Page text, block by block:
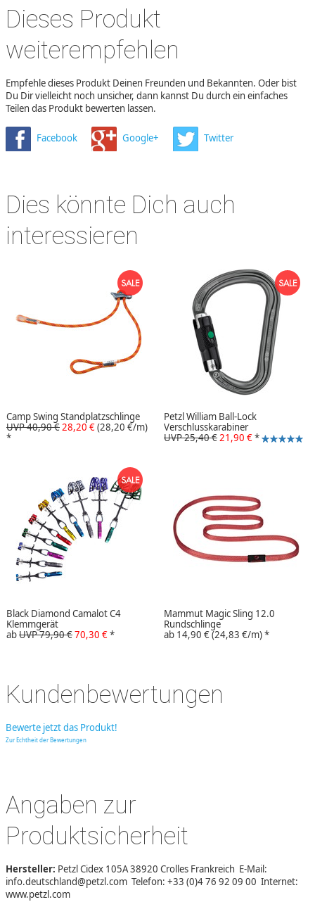
Dieses Produkt
weiterempfehlen
Empfehle dieses Produkt Deinen Freunden und Bekannten. Oder bist
Du Dir vielleicht noch unsicher, dann kannst Du durch ein einfaches
Teilen das Produkt bewerten lassen.
Facebook Google+ Twitter
Dies könnte Dich auch
interessieren
Camp Swing Standplatzschlinge
UVP 40,90 €28,20 €(28,20 €/m)
*
Petzl William Ball-Lock
Verschlusskarabiner
UVP 25,40 €21,90 €*
Black Diamond Camalot C4
Klemmgerät
abUVP 79,90 €70,30 €*
Mammut Magic Sling 12.0
Rundschlinge
ab 14,90 €(24,83 €/m)*
Kundenbewertungen
Bewerte jetzt das Produkt!
Zur Echtheit der Bewertungen
Angaben zur
Produktsicherheit
Hersteller: Petzl Cidex 105A 38920 Crolles Frankreich E-Mail:
info.deutschland@petzl.com Telefon: +33 (0)4 76 92 09 00 Internet:
www.petzl.com